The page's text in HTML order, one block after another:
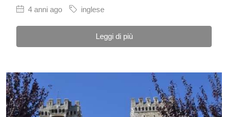
4 anni ago inglese
Leggi di più